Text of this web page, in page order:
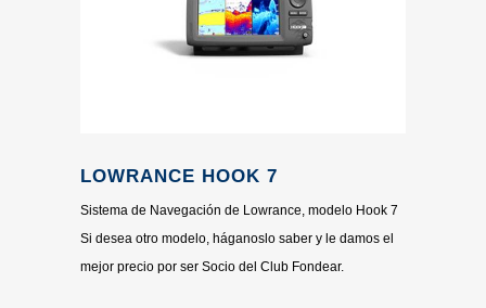
LOWRANCE HOOK 7
Sistema de Navegación de Lowrance, modelo Hook 7
Si desea otro modelo, háganoslo saber y le damos el
mejor precio por ser Socio del Club Fondear.